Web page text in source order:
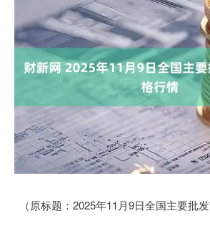
（原标题：2025年11月9日全国主要批